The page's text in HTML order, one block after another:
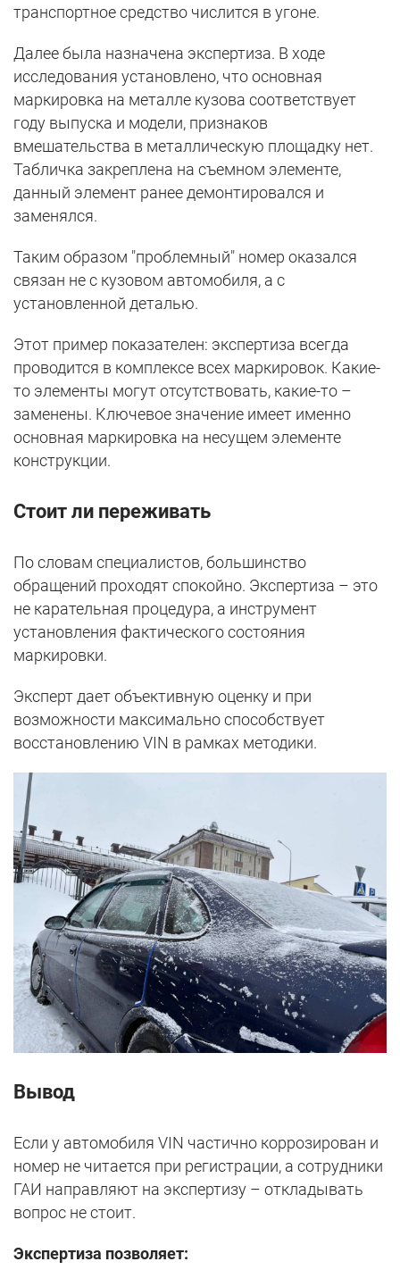
транспортное средство числится в угоне.
Далее была назначена экспертиза. В ходе
исследования установлено, что основная
маркировка на металле кузова соответствует
году выпуска и модели, признаков
вмешательства в металлическую площадку нет.
Табличка закреплена на съемном элементе,
данный элемент ранее демонтировался и
заменялся.
Таким образом "проблемный" номер оказался
связан не с кузовом автомобиля, а с
установленной деталью.
Этот пример показателен: экспертиза всегда
проводится в комплексе всех маркировок. Какие-
то элементы могут отсутствовать, какие-то –
заменены. Ключевое значение имеет именно
основная маркировка на несущем элементе
конструкции.
Стоит ли переживать
По словам специалистов, большинство
обращений проходят спокойно. Экспертиза – это
не карательная процедура, а инструмент
установления фактического состояния
маркировки.
Эксперт дает объективную оценку и при
возможности максимально способствует
восстановлению VIN в рамках методики.
Вывод
Если у автомобиля VIN частично коррозирован и
номер не читается при регистрации, а сотрудники
ГАИ направляют на экспертизу – откладывать
вопрос не стоит.
Экспертиза позволяет: